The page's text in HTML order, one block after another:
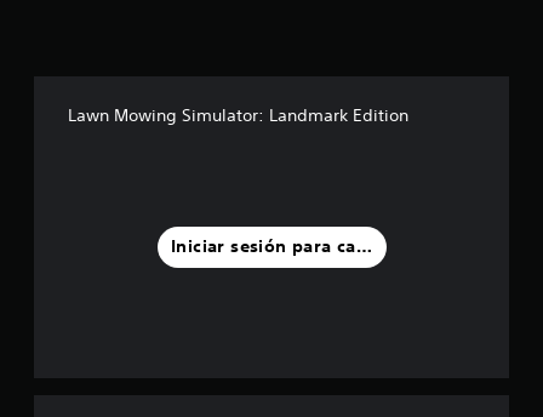
Lawn Mowing Simulator: Landmark Edition
Iniciar sesión para calificar